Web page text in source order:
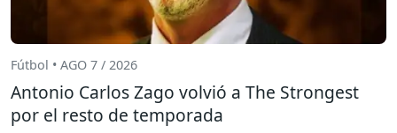
Fútbol • AGO 7 / 2026
Antonio Carlos Zago volvió a The Strongest
por el resto de temporada